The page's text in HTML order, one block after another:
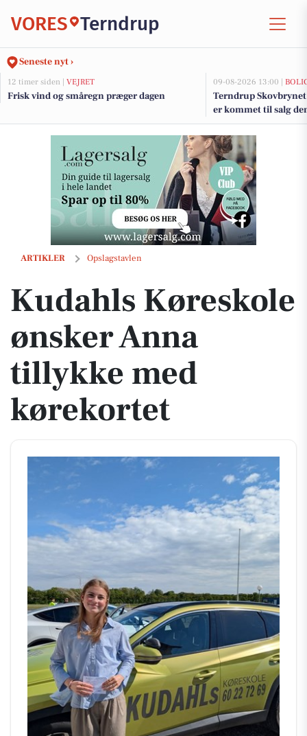
VORES Terndrup
Seneste nyt ›
12 timer siden | VEJRET
Frisk vind og småregn præger dagen
09-08-2026 13:00 |
Terndrup
er kommet til salg
boligerne her.
ARTIKLER Opslagstavlen
Kudahls Køreskole ønsker Anna tillykke med kørekortet
Kudahls Køreskole
ønsker Anna
tillykke med
kørekortet